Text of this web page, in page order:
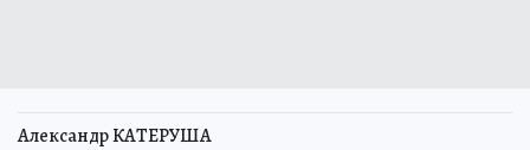
Александр КАТЕРУША